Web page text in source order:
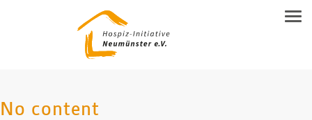
Familienbegleitung
NEUMÜNSTERANER MODELL
SPENDEN
Allgemeine Flyer HIN
No content